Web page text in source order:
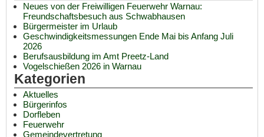
Neues von der Freiwilligen Feuerwehr Warnau:
Freundschaftsbesuch aus Schwabhausen
Bürgermeister im Urlaub
Geschwindigkeitsmessungen Ende Mai bis Anfang Juli
2026
Berufsausbildung im Amt Preetz-Land
Vogelschießen 2026 in Warnau
Kategorien
Aktuelles
Bürgerinfos
Dorfleben
Feuerwehr
Gemeindevertretung